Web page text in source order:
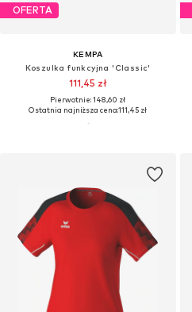
OFERTA
KEMPA
Koszulka funkcyjna 'Classic'
111,45 zł
Pierwotnie: 148,60 zł
Ostatnia najniższa cena:111,45 zł